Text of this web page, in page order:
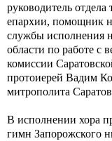
руководитель
епархии, помощник
службы исполнения
области по работе с
комиссии
протоиерей Вадим
митрополита
В исполнении хора
гимн Запорожского